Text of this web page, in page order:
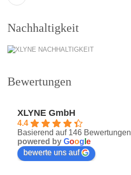
Nachhaltigkeit
Bewertungen
XLYNE GmbH
4.4
Basierend auf 146 Bewertungen
powered by Goog e
bewerte uns auf